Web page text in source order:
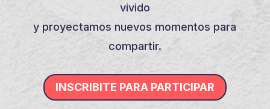
vivido
y proyectamos nuevos momentos para
compartir.
INSCRIBITE PARA PARTICIPAR